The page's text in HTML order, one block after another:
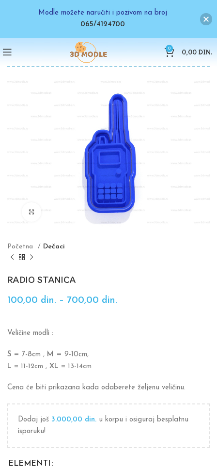
0 0,00 DIN.
Click to enlarge
Početna Dečaci
RADIO STANICA
100,00 din. – 700,00 din.
Veličine modli :
S = 7-8cm , M
= 9-10cm,
L = 11-12cm , XL = 13-14cm
Cena će biti prikazana kada odaberete željenu veličinu.
Dodaj još 3.000,00 din. u korpu i osiguraj besplatnu
isporuku!
ELEMENTI
Modle možete naručiti i pozivom na broj
065/4124700